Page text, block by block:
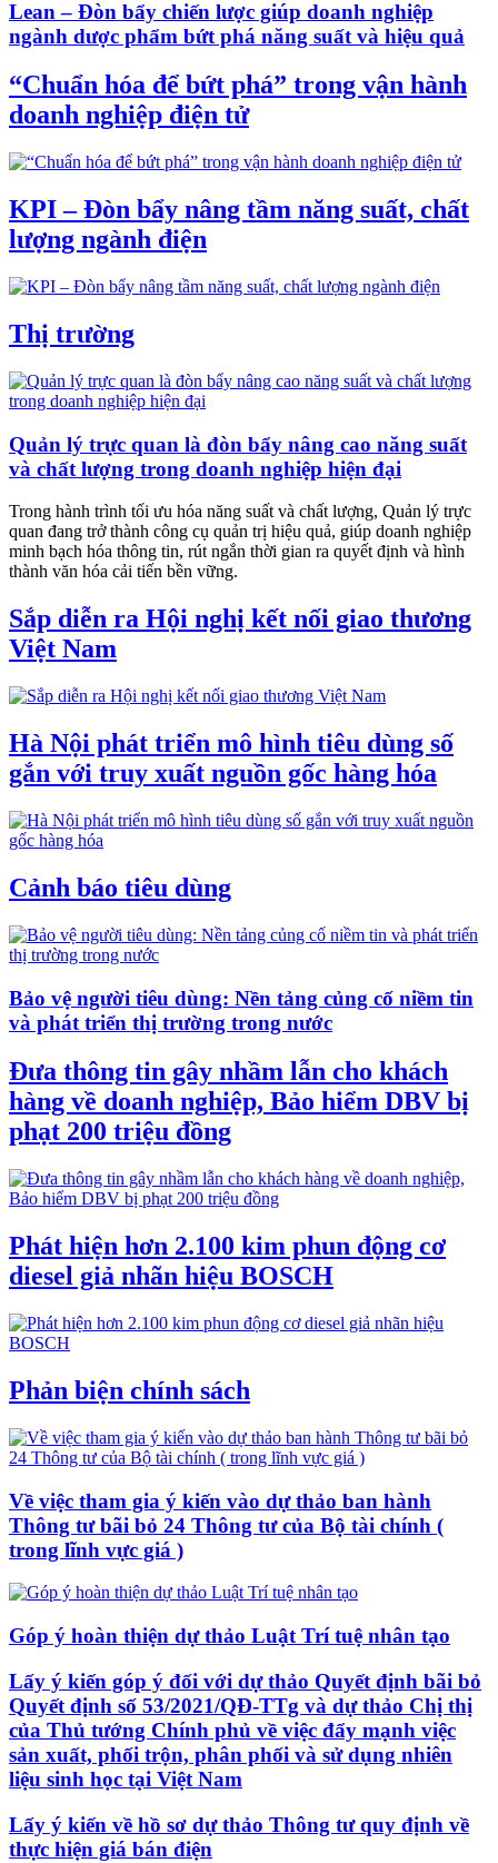
Lean – Đòn bẩy chiến lược giúp doanh nghiệp
ngành dược phẩm bứt phá năng suất và hiệu quả
“Chuẩn hóa để bứt phá” trong vận hành
doanh nghiệp điện tử
KPI – Đòn bẩy nâng tầm năng suất, chất
lượng ngành điện
Thị trường
Quản lý trực quan là đòn bẩy nâng cao năng suất
và chất lượng trong doanh nghiệp hiện đại
Trong hành trình tối ưu hóa năng suất và chất lượng, Quản lý trực
quan đang trở thành công cụ quản trị hiệu quả, giúp doanh nghiệp
minh bạch hóa thông tin, rút ngắn thời gian ra quyết định và hình
thành văn hóa cải tiến bền vững.
Sắp diễn ra Hội nghị kết nối giao thương
Việt Nam
Hà Nội phát triển mô hình tiêu dùng số
gắn với truy xuất nguồn gốc hàng hóa
Cảnh báo tiêu dùng
Bảo vệ người tiêu dùng: Nền tảng củng cố niềm tin
và phát triển thị trường trong nước
Đưa thông tin gây nhầm lẫn cho khách
hàng về doanh nghiệp, Bảo hiểm DBV bị
phạt 200 triệu đồng
Phát hiện hơn 2.100 kim phun động cơ
diesel giả nhãn hiệu BOSCH
Phản biện chính sách
Về việc tham gia ý kiến vào dự thảo ban hành
Thông tư bãi bỏ 24 Thông tư của Bộ tài chính (
trong lĩnh vực giá )
Góp ý hoàn thiện dự thảo Luật Trí tuệ nhân tạo
Lấy ý kiến góp ý đối với dự thảo Quyết định bãi bỏ
Quyết định số 53/2021/QĐ-TTg và dự thảo Chị thị
của Thủ tướng Chính phủ về việc đẩy mạnh việc
sản xuất, phối trộn, phân phối và sử dụng nhiên
liệu sinh học tại Việt Nam
Lấy ý kiến về hồ sơ dự thảo Thông tư quy định về
thực hiện giá bán điện